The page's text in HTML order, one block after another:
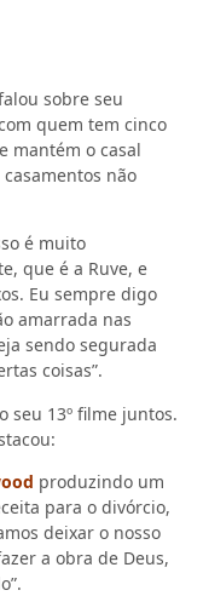
sobre seu
quem tem cinco
mantém o casal
não
é muito
que é a Ruve, e
Eu sempre digo
amarrada nas
sendo segurada
coisas”.
seu 13º filme juntos.
produzindo um
para o divórcio,
deixar o nosso
a obra de Deus,